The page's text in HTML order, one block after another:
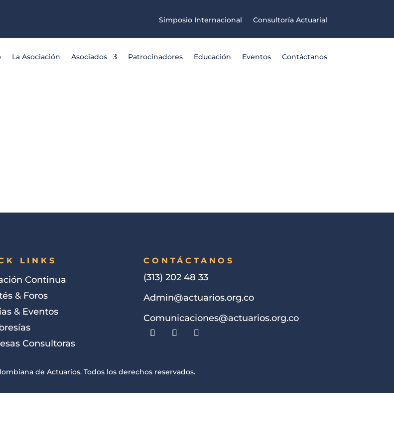
Simposio Internacional Consultoría Actuarial
La Asociación Asociados Patrocinadores Educación Eventos Contáctanos
LINKS
Continua
& Foros
& Eventos
Consultoras
CONTÁCTANOS
(313) 202 48 33
Admin@actuarios.org.co
Comunicaciones@actuarios.org.co
de Actuarios. Todos los derechos reservados.